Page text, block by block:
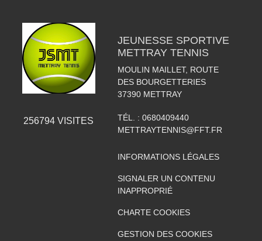
256794 VISITES
JEUNESSE SPORTIVE
METTRAY TENNIS
MOULIN MAILLET, ROUTE
DES BOURGETTERIES
37390 METTRAY
TÉL. : 0680409440
METTRAYTENNIS@FFT.FR
INFORMATIONS LÉGALES
SIGNALER UN CONTENU
INAPPROPRIÉ
CHARTE COOKIES
GESTION DES COOKIES